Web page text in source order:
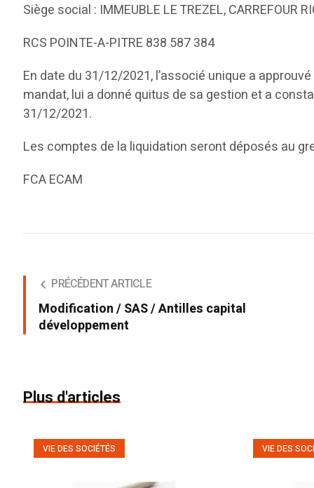
Siège social : IMMEUBLE LE TREZEL, CARREFOUR
RCS POINTE-A-PITRE 838 587 384
En date du 31/12/2021, l’associé unique a
mandat, lui a donné quitus de sa gestion et a
31/12/2021.
Les comptes de la liquidation seront déposés au
FCA ECAM
PRÉCÉDENT ARTICLE
Modification / SAS / Antilles capital
développement
Plus d'articles
VIE DES SOCIÉTÉS VIE DES